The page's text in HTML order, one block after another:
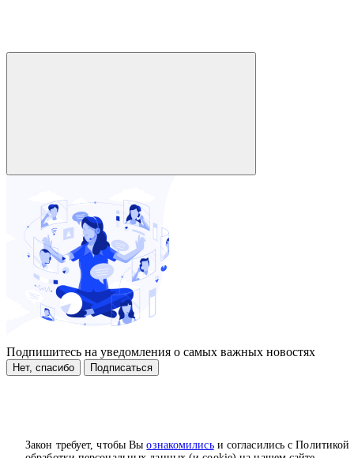
Закон требует, чтобы Выознакомилисьи согласились с Политикой
Подпишитесь на уведомления о самых важных новостях
Нет, спасибо Подписаться